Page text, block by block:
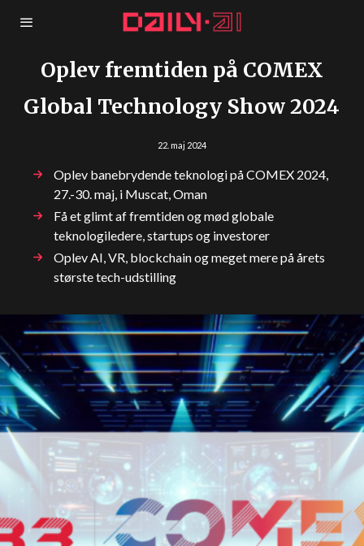
Oplev fremtiden på COMEX
Global Technology Show 2024
22. maj 2024
Oplev banebrydende teknologi på COMEX 2024,
27.-30. maj, i Muscat, Oman
Få et glimt af fremtiden og mød globale
teknologiledere, startups og investorer
Oplev AI, VR, blockchain og meget mere på årets
største tech-udstilling